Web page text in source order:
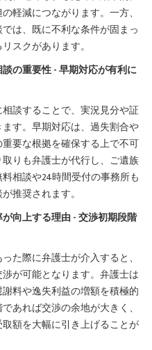
軽減につながります。一方、
は、既に不利な条件が固まっ
スクがあります。
の重要性 - 早期対応が有利に
談することで、実況見分や証
す。早期対応は、過失割合や
要な根拠を確保する上で不可
りも弁護士が代行し、ご遺族
相談や24時間受付の事務所も
推奨されます。
向上する理由 - 交渉初期段階
た際に弁護士が介入すると、
が可能となります。弁護士は
料や逸失利益の増額を積極的
あれば交渉の余地が大きく、
額を大幅に引き上げることが